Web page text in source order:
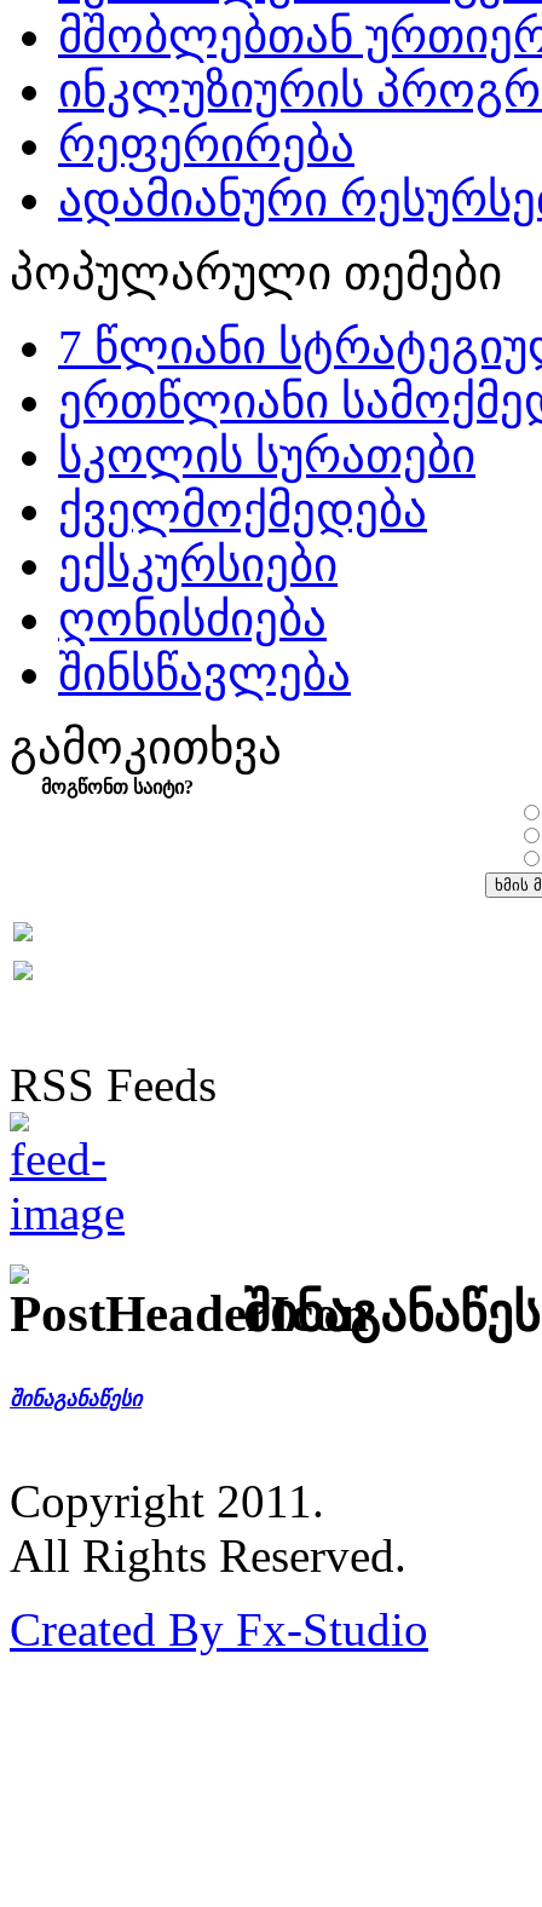
მშობლებთან
ინკლუზიურის
რეფერირება
ადამიანური
პოპულარული თემები
7 წლიანი
ერთწლიანი
სკოლის სურათები
ქველმოქმედება
ექსკურსიები
ღონისძიება
შინსწავლება
გამოკითხვა
მოგწონთ საიტი?
RSS Feeds
Copyright 2011.
All Rights Reserved.
Created By Fx-Studio